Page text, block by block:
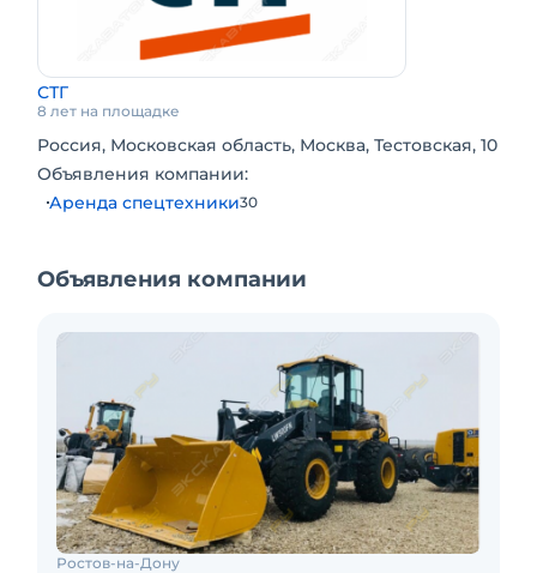
СТГ
8 лет на площадке
Россия, Московская область, Москва, Тестовская, 10
Объявления компании:
Аренда спецтехники30
Объявления компании
Ростов-на-Дону